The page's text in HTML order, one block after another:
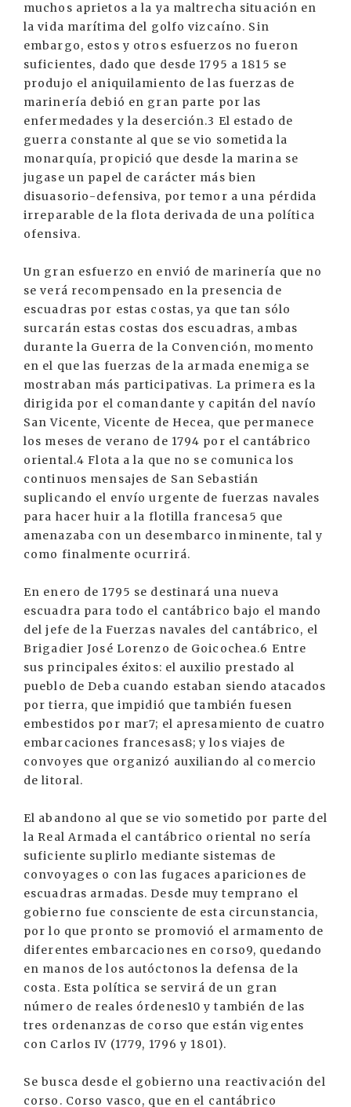
muchos aprietos a la ya maltrecha situación en
la vida marítima del golfo vizcaíno. Sin
embargo, estos y otros esfuerzos no fueron
suficientes, dado que desde 1795 a 1815 se
produjo el aniquilamiento de las fuerzas de
marinería debió en gran parte por las
enfermedades y la deserción.3 El estado de
guerra constante al que se vio sometida la
monarquía, propició que desde la marina se
jugase un papel de carácter más bien
disuasorio-defensiva, por temor a una pérdida
irreparable de la flota derivada de una política
ofensiva.
Un gran esfuerzo en envió de marinería que no
se verá recompensado en la presencia de
escuadras por estas costas, ya que tan sólo
surcarán estas costas dos escuadras, ambas
durante la Guerra de la Convención, momento
en el que las fuerzas de la armada enemiga se
mostraban más participativas. La primera es la
dirigida por el comandante y capitán del navío
San Vicente, Vicente de Hecea, que permanece
los meses de verano de 1794 por el cantábrico
oriental.4 Flota a la que no se comunica los
continuos mensajes de San Sebastián
suplicando el envío urgente de fuerzas navales
para hacer huir a la flotilla francesa5 que
amenazaba con un desembarco inminente, tal y
como finalmente ocurrirá.
En enero de 1795 se destinará una nueva
escuadra para todo el cantábrico bajo el mando
del jefe de la Fuerzas navales del cantábrico, el
Brigadier José Lorenzo de Goicochea.6 Entre
sus principales éxitos: el auxilio prestado al
pueblo de Deba cuando estaban siendo atacados
por tierra, que impidió que también fuesen
embestidos por mar7; el apresamiento de cuatro
embarcaciones francesas8; y los viajes de
convoyes que organizó auxiliando al comercio
de litoral.
El abandono al que se vio sometido por parte del
la Real Armada el cantábrico oriental no sería
suficiente suplirlo mediante sistemas de
convoyages o con las fugaces apariciones de
escuadras armadas. Desde muy temprano el
gobierno fue consciente de esta circunstancia,
por lo que pronto se promovió el armamento de
diferentes embarcaciones en corso9, quedando
en manos de los autóctonos la defensa de la
costa. Esta política se servirá de un gran
número de reales órdenes10 y también de las
tres ordenanzas de corso que están vigentes
con Carlos IV (1779, 1796 y 1801).
Se busca desde el gobierno una reactivación del
corso. Corso vasco, que en el cantábrico